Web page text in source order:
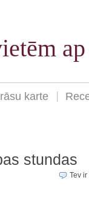
karte
stundas
Tev ir